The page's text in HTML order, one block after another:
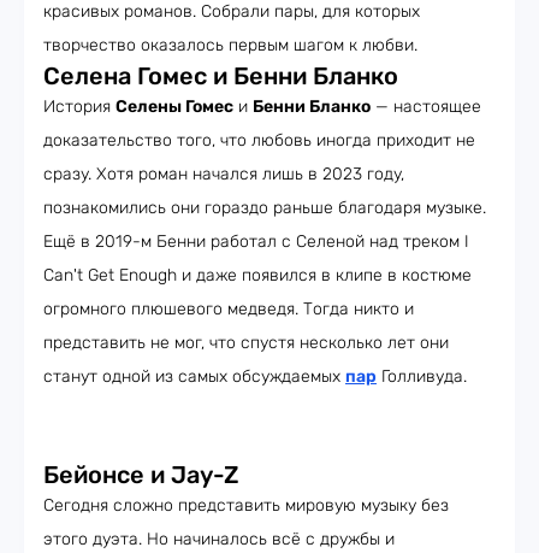
красивых романов. Собрали пары, для которых
творчество оказалось первым шагом к любви.
Селена Гомес и Бенни Бланко
История Селены Гомес и Бенни Бланко — настоящее
доказательство того, что любовь иногда приходит не
сразу. Хотя роман начался лишь в 2023 году,
познакомились они гораздо раньше благодаря музыке.
Ещё в 2019-м Бенни работал с Селеной над треком I
Can't Get Enough и даже появился в клипе в костюме
огромного плюшевого медведя. Тогда никто и
представить не мог, что спустя несколько лет они
станут одной из самых обсуждаемых пар Голливуда.
Бейонсе и Jay-Z
Сегодня сложно представить мировую музыку без
этого дуэта. Но начиналось всё с дружбы и